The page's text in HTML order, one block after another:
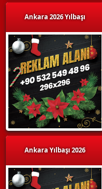
Ankara 2026 Yılbaşı
Ankara Yılbaşı 2026